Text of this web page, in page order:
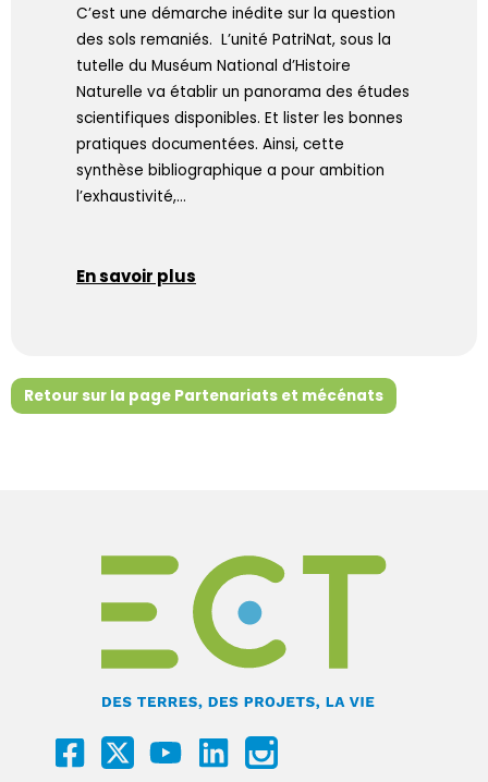
C’est une démarche inédite sur la question
des sols remaniés. L’unité PatriNat, sous la
tutelle du Muséum National d’Histoire
Naturelle va établir un panorama des études
scientifiques disponibles. Et lister les bonnes
pratiques documentées. Ainsi, cette
synthèse bibliographique a pour ambition
l’exhaustivité,…
En savoir plus
Retour sur la page Partenariats et mécénats
a o i
I
c